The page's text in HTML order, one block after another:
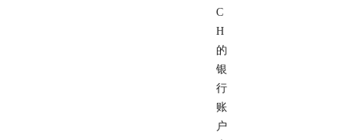
C
H
的
银
行
账
户